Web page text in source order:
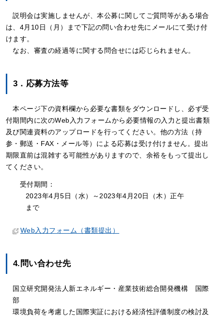
説明会は実施しませんが、本公募に関してご質問等がある場合
は、4月10日（月）まで下記の問い合わせ先にメールにて受け付
けます。
なお、審査の経過等に関する問合せには応じられません。
3．応募方法等
本ページ下の資料欄から必要な書類をダウンロードし、必ず受
付期間内に次のWeb入力フォームから必要情報の入力と提出書類
及び関連資料のアップロードを行ってください。他の方法（持
参・郵送・FAX・メール等）による応募は受け付けません。提出
期限直前は混雑する可能性がありますので、余裕をもって提出し
てください。
受付期間：
2023年4月5日（水）～2023年4月20日（木）正午
まで
Web入力フォーム（書類提出）
4.問い合わせ先
国立研究開発法人新エネルギー・産業技術総合開発機構 国際
部
環境負荷を考慮した国際実証における経済性評価制度の検討及